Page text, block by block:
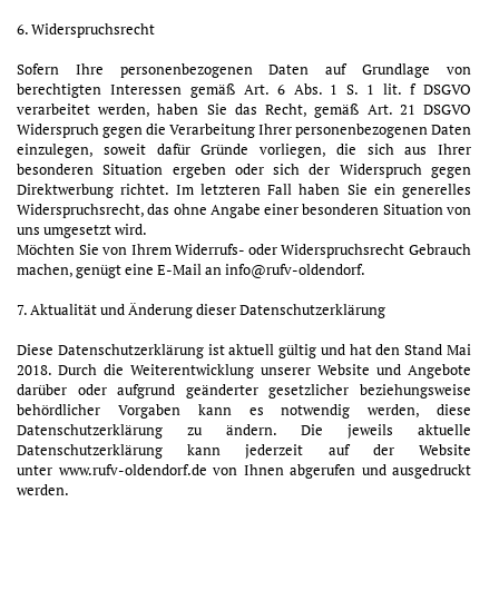
6. Widerspruchsrecht
Sofern Ihre personenbezogenen Daten auf Grundlage von
berechtigten Interessen gemäß Art. 6 Abs. 1 S. 1 lit. f DSGVO
verarbeitet werden, haben Sie das Recht, gemäß Art. 21 DSGVO
Widerspruch gegen die Verarbeitung Ihrer personenbezogenen Daten
einzulegen, soweit dafür Gründe vorliegen, die sich aus Ihrer
besonderen Situation ergeben oder sich der Widerspruch gegen
Direktwerbung richtet. Im letzteren Fall haben Sie ein generelles
Widerspruchsrecht, das ohne Angabe einer besonderen Situation von
uns umgesetzt wird.
Möchten Sie von Ihrem Widerrufs- oder Widerspruchsrecht Gebrauch
machen, genügt eine E-Mail an info@rufv-oldendorf.
7. Aktualität und Änderung dieser Datenschutzerklärung
Diese Datenschutzerklärung ist aktuell gültig und hat den Stand Mai
2018. Durch die Weiterentwicklung unserer Website und Angebote
darüber oder aufgrund geänderter gesetzlicher beziehungsweise
behördlicher Vorgaben kann es notwendig werden, diese
Datenschutzerklärung zu ändern. Die jeweils aktuelle
Datenschutzerklärung kann jederzeit auf der Website
unter www.rufv-oldendorf.de von Ihnen abgerufen und ausgedruckt
werden.